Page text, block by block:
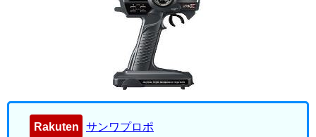
Rakuten サンワプロポ